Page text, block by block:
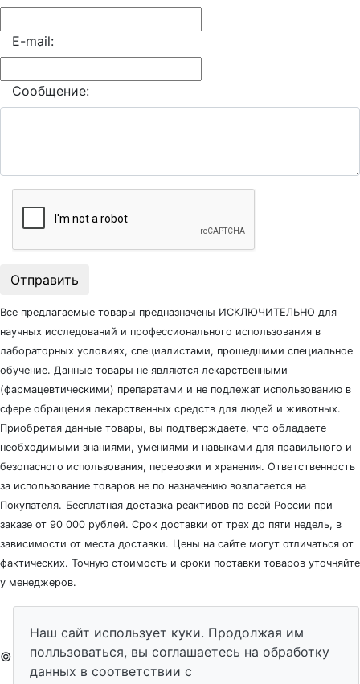
E-mail:
Сообщение:
Отправить
Все предлагаемые товары предназначены ИСКЛЮЧИТЕЛЬНО для
научных исследований и профессионального использования в
лабораторных условиях, специалистами, прошедшими специальное
обучение. Данные товары не являются лекарственными
(фармацевтическими) препаратами и не подлежат использованию в
сфере обращения лекарственных средств для людей и животных.
Приобретая данные товары, вы подтверждаете, что обладаете
необходимыми знаниями, умениями и навыками для правильного и
безопасного использования, перевозки и хранения. Ответственность
за использование товаров не по назначению возлагается на
Покупателя. Бесплатная доставка реактивов по всей России при
заказе от 90 000 рублей. Срок доставки от трех до пяти недель, в
зависимости от места доставки. Цены на сайте могут отличаться от
фактических. Точную стоимость и сроки поставки товаров уточняйте
у менеджеров.
© 2026 - ЛабЭксперт
Наш сайт использует куки. Продолжая им
полльзоваться, вы соглашаетесь на обработку
данных в соответствии с